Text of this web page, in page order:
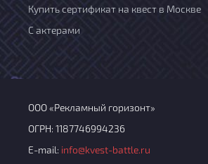
Купить сертификат на квест в Москве
С актерами
ООО «Рекламный горизонт»
ОГРН: 1187746994236
E-mail: info@kvest-battle.ru